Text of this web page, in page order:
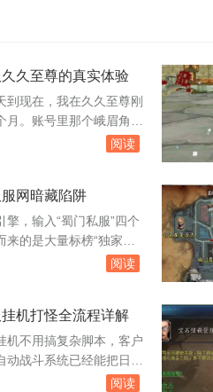
久至尊的真实体验
到现在，我在久久至尊刚
月。账号里那个峨眉角色
级，装备是周六早上从世
因为朋友去年十月就进去
截图给我看，晚上八点成
玩家把路堵得严严实实，
光效几乎盖住了地面。这
阅读
网暗藏陷阱
擎，输入“蜀门私服”四个
来的是大量标榜“独家版
宝”“上线满级”的网站。这
门私服服网，一个游走在
带的产业。许多玩家在这
验到游戏乐趣，反而掉了
钱财。私服的架设并不复
阅读
机打怪全流程详解
机不用搞复杂脚本，客户
动战斗系统已经能把日常
位。你只要把战斗方案调
阅读